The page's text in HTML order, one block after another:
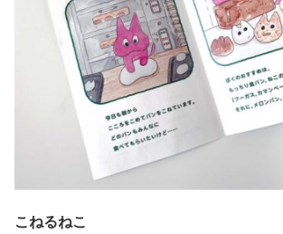
こねるねこ